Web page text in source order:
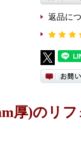
返品に
厚)のリ